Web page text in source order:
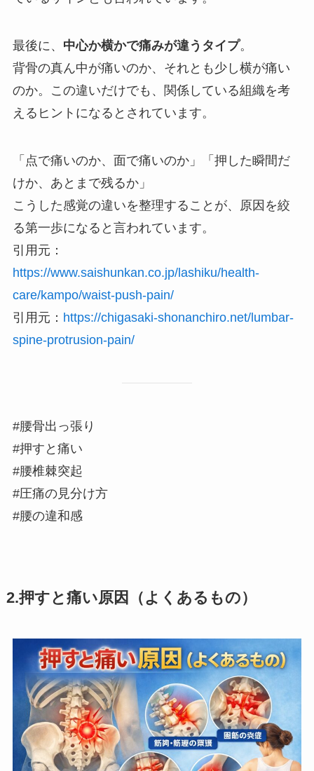
最後に、 中心か横かで痛みが違うタイプ。
背骨の真ん中が痛いのか、それとも少し横が痛い
のか。この違いだけでも、関係している組織を考
えるヒントになるとされています。
「点で痛いのか、面で痛いのか」「押した瞬間だ
けか、あとまで残るか」
こうした感覚の違いを整理することが、原因を絞
る第一歩になると言われています。
引用元：
https://www.saishunkan.co.jp/lashiku/health-
care/kampo/waist-push-pain/
引用元： https://chigasaki-shonanchiro.net/lumbar-
spine-protrusion-pain/
#腰骨出っ張り
#押すと痛い
#腰椎棘突起
#圧痛の見分け方
#腰の違和感
2.押すと痛い原因（よくあるもの）